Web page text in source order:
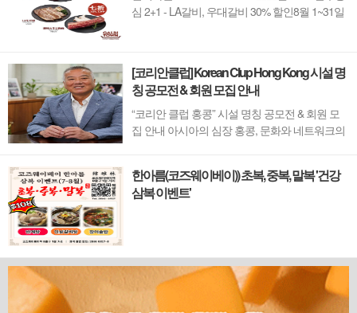
심 2+1 - LA갈비, 우대갈비 30% 할인8월 1~31일
[코리안클럽] Korean Clup Hong Kong 시설 명
칭 공모전 & 회원 모집 안내
“코리안 클럽 홍콩” 시설 명칭 공모전 & 회원 모
집 안내 아시아의 심장 홍콩, 문화와 네트워크의
홍콩. 이 역동적인 글로벌 허브의 중심에서 한국
의 깊이 있는 문화유산과 세계적 감각을 잇는 새
한아름(코즈웨이베이)) 초복, 중복, 말복 '건강
삼복 이벤트'